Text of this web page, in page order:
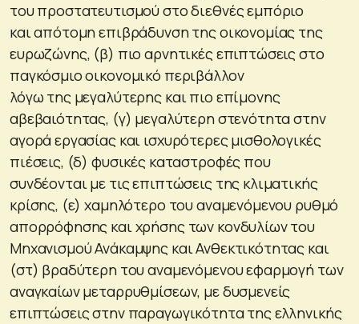
του προστατευτισμού στο διεθνές εμπόριο
και απότομη επιβράδυνση της οικονομίας της
ευρωζώνης, (β) πιο αρνητικές επιπτώσεις στο
παγκόσμιο οικονομικό περιβάλλον
λόγω της μεγαλύτερης και πιο επίμονης
αβεβαιότητας, (γ) μεγαλύτερη στενότητα στην
αγορά εργασίας και ισχυρότερες μισθολογικές
πιέσεις, (δ) φυσικές καταστροφές που
συνδέονται με τις επιπτώσεις της κλιματικής
κρίσης, (ε) χαμηλότερο του αναμενόμενου ρυθμό
απορρόφησης και χρήσης των κονδυλίων του
Μηχανισμού Ανάκαμψης και Ανθεκτικότητας και
(στ) βραδύτερη του αναμενόμενου εφαρμογή των
αναγκαίων μεταρρυθμίσεων, με δυσμενείς
επιπτώσεις στην παραγωγικότητα της ελληνικής